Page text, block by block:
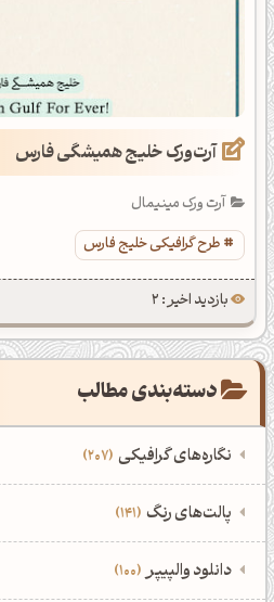
آرت‌ورک خلیج همیشگی فارس
آرت ورک مینیمال
طرح گرافیکی خلیج فارس
بازدید اخیر : 2
دسته‌بندی مطالب
نگاره‌های گرافیکی 207
‌همه دسته‌بندی‌های نگاره‌های گرافیکی
نمایش همه نگاره‌ها
‌پالت‌های رنگ 141
‌همه دسته‌بندی‌های پالت‌های رنگ
‌دانلود والپیپر 100